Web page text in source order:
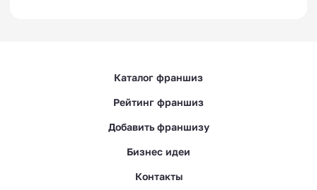
Каталог франшиз
Рейтинг франшиз
Добавить франшизу
Бизнес идеи
Контакты